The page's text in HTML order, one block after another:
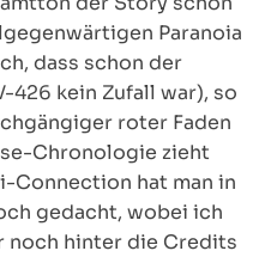
Paranoia
dass schon der
426 kein Zufall war), so
roter Faden
Chronologie zieht
Connection hat man in
gedacht, wobei ich
noch hinter die Credits